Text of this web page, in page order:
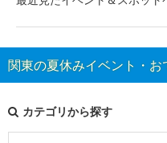
関東の夏休みイベント・
カテゴリから探す